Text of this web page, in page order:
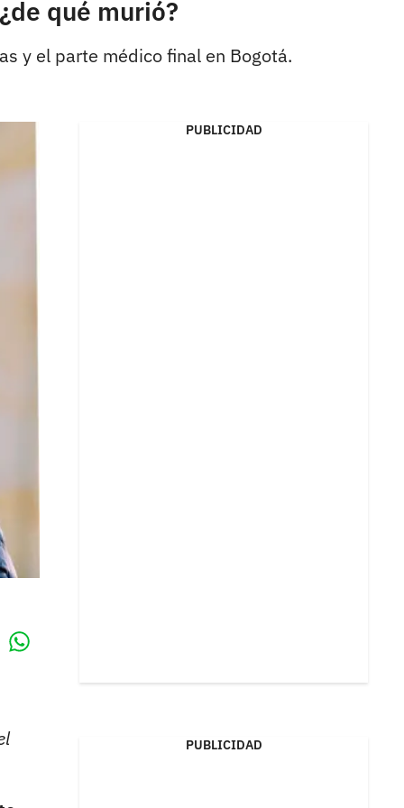
qué murió?
y el parte médico final en Bogotá.
PUBLICIDAD
PUBLICIDAD